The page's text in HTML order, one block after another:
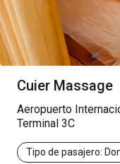
Cuier Massage
Aeropuerto
Terminal 3C
Tipo de pasajero: